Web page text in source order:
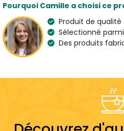
Café Moulu Bio
Variété
100 % Arabica
Suggestion de préparation
7 g
Pourquoi Camille a choisi ce
Produit de qualité
Sélectionné
Des produits